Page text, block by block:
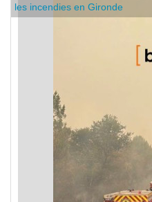
les incendies en Gironde